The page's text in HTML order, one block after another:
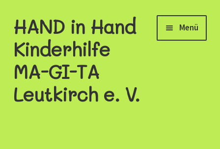
Zur
Navigation
springen
Zum
Inhalt
springen
HAND in Hand
Kinderhilfe
MA-GI-TA
Leutkirch e. V.
Menü